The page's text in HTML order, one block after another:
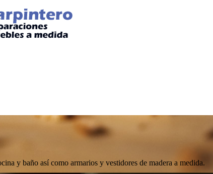
y baño así como armarios y vestidores de madera a medida.